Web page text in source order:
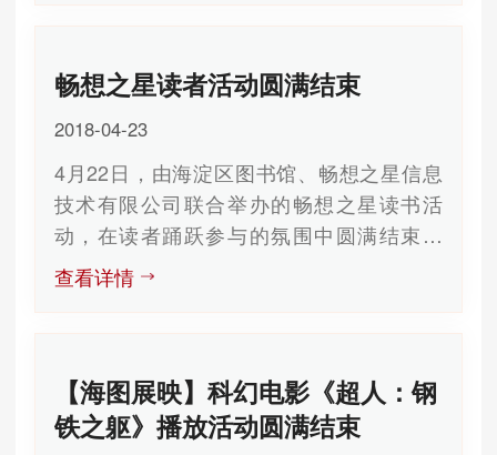
源，发现了获取现代图书馆移动服务的途
环节，针对“悦”读空间模块功能答对五道题
目中的三道以上的读者参与了抽奖。
本次活动进一步激发读者的阅读热情，提升
大家的阅读兴趣，让读者感受到了图书馆给
大家在学习中提供的信息获取的便利。
畅想之星读者活动圆满结束
2018-04-23
4月22日，由海淀区图书馆、畅想之星信息
技术有限公司联合举办的畅想之星读书活
动，在读者踊跃参与的氛围中圆满结束。
在本次活动中，读者通过参加“畅想一
起猜诗名”活动，阅读写有某一诗歌或散文中
可赢得精美小礼品。而未猜中的读者也不会
空手而归，他们通过下载畅想之星app，或
查看详情
【海图展映】科幻电影《超人：钢
铁之躯》播放活动圆满结束